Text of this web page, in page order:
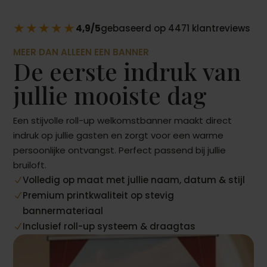
★★★★★4,9/5gebaseerd op 4471 klantreviews
MEER DAN ALLEEN EEN BANNER
De eerste indruk van
jullie mooiste dag
Een stijvolle roll-up welkomstbanner maakt direct
indruk op jullie gasten en zorgt voor een warme
persoonlijke ontvangst. Perfect passend bij jullie
bruiloft.
NVolledig op maat met jullie naam, datum & stijl
NPremium printkwaliteit op stevig
bannermateriaal
NInclusief roll-up systeem & draagtas